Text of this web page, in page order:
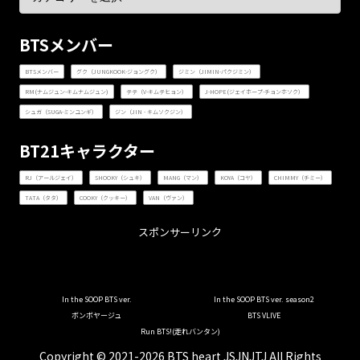
BTSメンバー
BTSメンバー グク（JUNGKOOK-ジョングク） ジミン（JIMIN-パクジミン）
RM(ナムジュン-キムナムジュン) テテ（V-キムテヒョン） J-HOPE(ジェイホープ-チョンホソク）
シュガ（SUGA-ミンユンギ） ジン（JIN - キムソクジン）
BT21キャラクター
RJ（アールジェイ） SHOOKY（シュキ） MANG（マン） KOYA（コヤ） CHIMMY（チミー）
TATA（タタ） COOKY（クッキー） VAN（ヴァン）
スポンサーリンク
In the SOOP BTS ver.
In the SOOP BTS ver. season2
ボンボヤージュ
BTS VLIVE
Run BTS!(走れバンタン)
Copyright © 2021-2026 BTS heart JSJNJTJ All Rights